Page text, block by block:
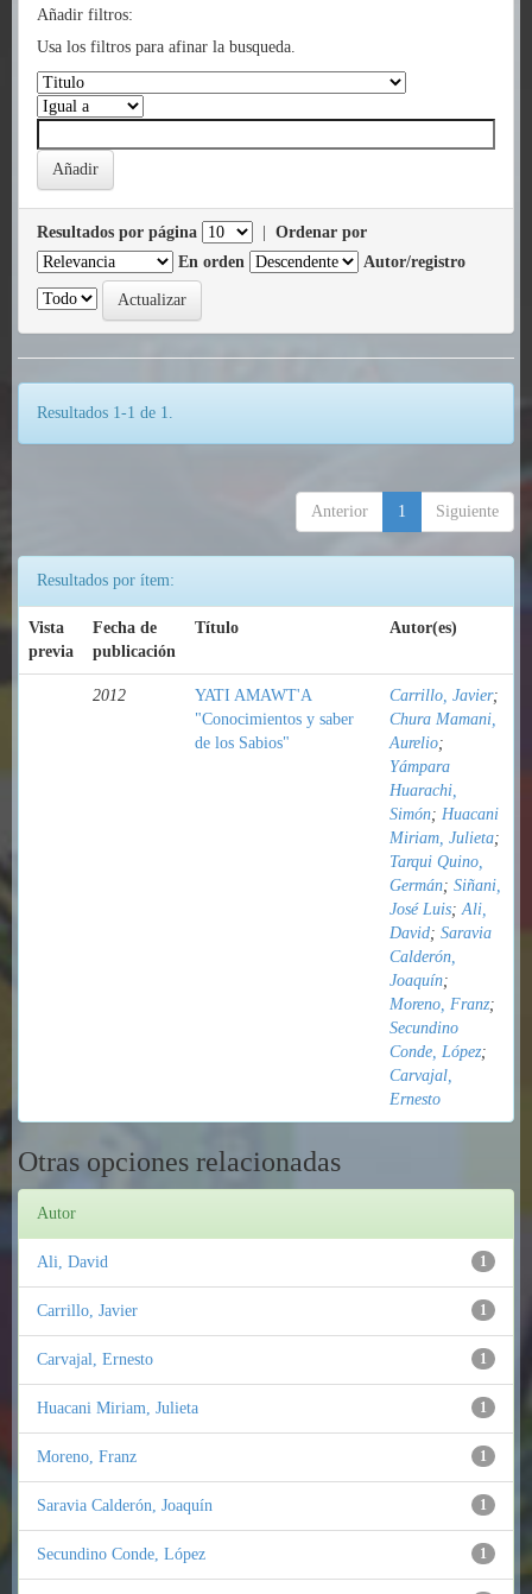
Añadir filtros:
Usa los filtros para afinar la busqueda.
Resultados por página
Ordenar por
En orden
Autor/registro
Resultados 1-1 de 1.
Anterior 1 Siguiente
Resultados por ítem:
Vista
previa
Fecha de
publicación
Título Autor(es)
2012
YATI AMAWT'A
"Conocimientos y saber
de los Sabios"
Carrillo, Javier;
Chura Mamani,
Aurelio;
Yámpara
Huarachi,
Simón; Huacani
Miriam, Julieta;
Tarqui Quino,
Germán; Siñani,
José Luis;Ali,
David; Saravia
Calderón,
Joaquín;
Moreno, Franz;
Secundino
Conde, López;
Carvajal,
Ernesto
Otras opciones relacionadas
Autor
1
Ali, David
1
Carrillo, Javier
1
Carvajal, Ernesto
1
Huacani Miriam, Julieta
1
Moreno, Franz
1
Saravia Calderón, Joaquín
1
Secundino Conde, López